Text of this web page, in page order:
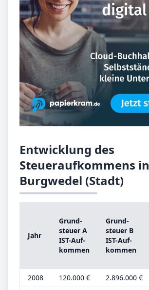
Entwicklung des
Steueraufkommens in
Burgwedel (Stadt)
Jahr
Grund­
steu­er A
IST-­Auf­
kom­men
Grund­
steu­er B
IST-­Auf­
kom­men
2008 120.000 € 2.896.000 €